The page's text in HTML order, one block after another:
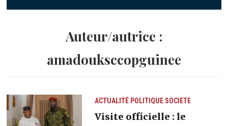
Auteur/autrice :
amadouksccopguinee
ACTUALITÉ POLITIQUE SOCIETE
Visite officielle : le